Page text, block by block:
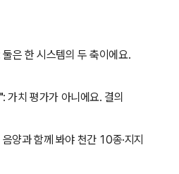
둘은 한 시스템의 두 축이에요.
: 가치 평가가 아니에요. 결의
음양과 함께 봐야 천간 10종·지지